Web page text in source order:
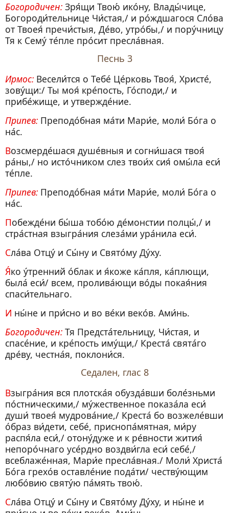
Богородичен: Зря́щи Твою́ ико́ну, Влады́чице,
Богороди́тельнице Чи́стая,/ и ро́ждшагося Сло́ва
от Твоея́ пречи́стыя, Де́во, утро́бы,/ и пору́чницу
Тя к Сему́ те́пле про́сит пресла́вная.
Песнь 3
Ирмос: Весели́тся о Тебе́ Це́рковь Твоя́, Христе́,
зову́щи:/ Ты моя́ кре́пость, Го́споди,/ и
прибе́жище, и утвержде́ние.
Припев: Преподо́бная ма́ти Мари́е, моли́ Бо́га о
на́с.
Возсмерде́шася душе́вныя и согни́шася твоя́
ра́ны,/ но исто́чником слез твои́х сия́ омы́ла еси́
те́пле.
Припев: Преподо́бная ма́ти Мари́е, моли́ Бо́га о
на́с.
Побежде́ни бы́ша тобо́ю де́монстии полцы́,/ и
стра́стная взыгра́ния слеза́ми ура́нила еси́.
Сла́ва Отцу́ и Сы́ну и Свято́му Ду́ху.
Я́ко у́тренний о́блак и я́коже ка́пля, ка́плющи,
была́ еси́/ всем, пролива́ющи во́ды покая́ния
спаси́тельнаго.
И ны́не и при́сно и во ве́ки веко́в. Ами́нь.
Богородичен: Тя Предста́тельницу, Чи́стая, и
спасе́ние, и кре́пость иму́щи,/ Креста́ свята́го
дре́ву, честна́я, поклони́ся.
Седален, глас 8
Взыгра́ния вся плотска́я обузда́вши боле́зньми
по́стническими,/ му́жественное показа́ла еси́
души́ твоея́ мудрова́ние,/ Креста́ бо возжеле́вши
о́браз ви́дети, себе́, приснопа́мятная, ми́ру
распя́ла еси́,/ отону́дуже и к ре́вности жития́
непоро́чнаго усе́рдно воздви́гла еси́ себе́,/
всеблаже́нная, Мари́е пресла́вная./ Моли́ Христа́
Бо́га грехо́в оставле́ние пода́ти/ честву́ющим
любо́вию святу́ю па́мять твою́.
Сла́ва Отцу́ и Сы́ну и Свято́му Ду́ху, и ны́не и